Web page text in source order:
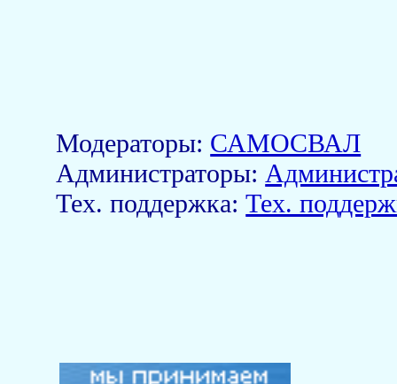
Модераторы: САМОСВАЛ
Aдминистраторы:
Тех. поддержка:Тех.